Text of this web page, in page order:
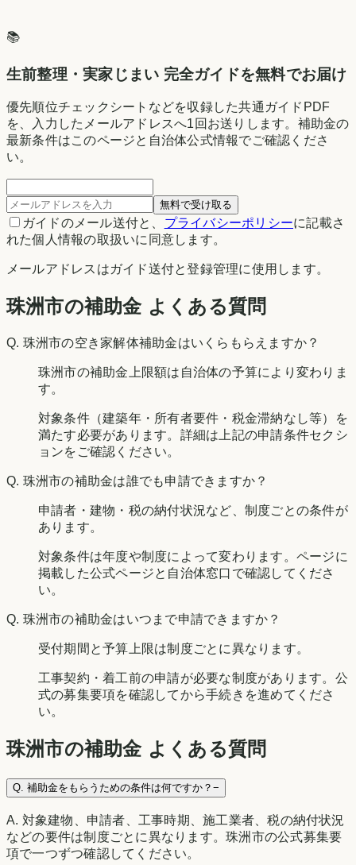
📚
生前整理・実家じまい 完全ガイドを無料でお届け
優先順位チェックシートなどを収録した共通ガイドPDF
を、入力したメールアドレスへ1回お送りします。補助金の
最新条件はこのページと自治体公式情報でご確認くださ
い。
無料で受け取る
ガイドのメール送付と、 プライバシーポリシーに記載さ
れた個人情報の取扱いに同意します。
メールアドレスはガイド送付と登録管理に使用します。
珠洲市の補助金 よくある質問
Q. 珠洲市の空き家解体補助金はいくらもらえますか？
珠洲市の補助金上限額は自治体の予算により変わりま
す。
対象条件（建築年・所有者要件・税金滞納なし等）を
満たす必要があります。詳細は上記の申請条件セクシ
ョンをご確認ください。
Q. 珠洲市の補助金は誰でも申請できますか？
申請者・建物・税の納付状況など、制度ごとの条件が
あります。
対象条件は年度や制度によって変わります。ページに
掲載した公式ページと自治体窓口で確認してくださ
い。
Q. 珠洲市の補助金はいつまで申請できますか？
受付期間と予算上限は制度ごとに異なります。
工事契約・着工前の申請が必要な制度があります。公
式の募集要項を確認してから手続きを進めてくださ
い。
珠洲市の補助金 よくある質問
Q. 補助金をもらうための条件は何ですか？ −
A. 対象建物、申請者、工事時期、施工業者、税の納付状況
などの要件は制度ごとに異なります。珠洲市の公式募集要
項で一つずつ確認してください。